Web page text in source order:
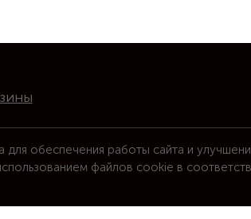
обеспечения работы сайта и
файлов cookie в